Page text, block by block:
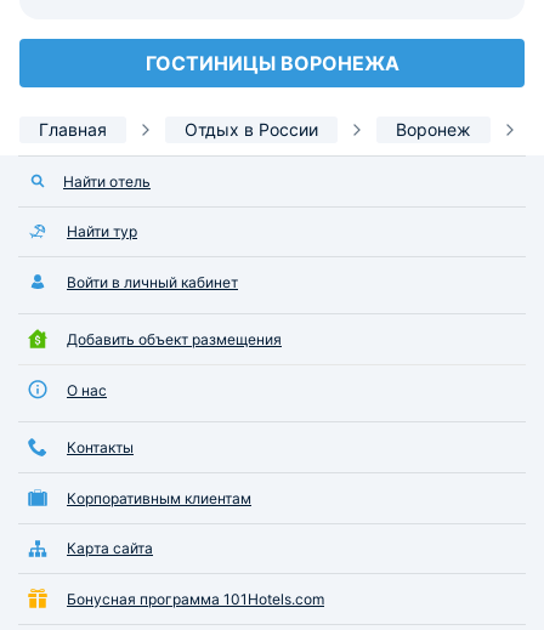
ГОСТИНИЦЫ ВОРОНЕЖА
Главная Отдых в России Воронеж
Найти отель
Найти тур
Войти в личный кабинет
Добавить объект размещения
О нас
Контакты
Корпоративным клиентам
Карта сайта
Бонусная программа 101Hotels.com